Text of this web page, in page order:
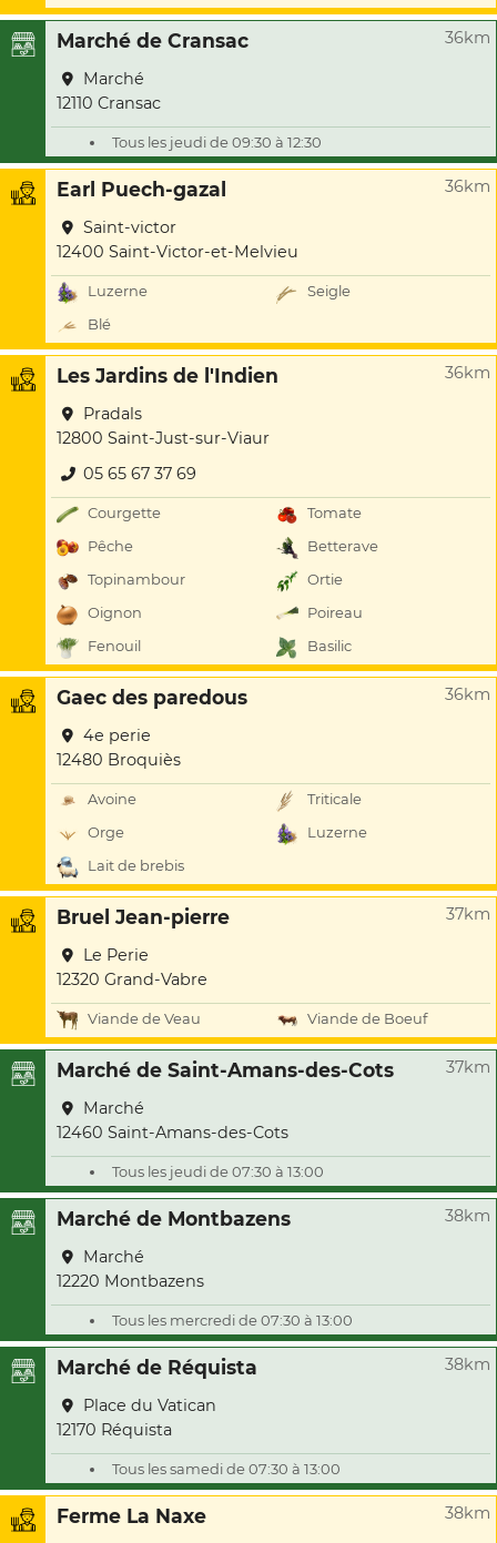
Marché de Cransac 36km
Marché
12110 Cransac
Tous les jeudi de 09:30 à 12:30
Earl Puech-gazal 36km
Saint-victor
12400 Saint-Victor-et-Melvieu
Luzerne
Seigle
Blé
Les Jardins de l'Indien 36km
Pradals
12800 Saint-Just-sur-Viaur
05 65 67 37 69
Courgette
Tomate
Pêche
Betterave
Topinambour
Ortie
Oignon
Poireau
Fenouil
Basilic
Gaec des paredous 36km
4e perie
12480 Broquiès
Avoine
Triticale
Orge
Luzerne
Lait de brebis
Bruel Jean-pierre 37km
Le Perie
12320 Grand-Vabre
Viande de Veau Viande de Boeuf
Marché de Saint-Amans-des-Cots 37km
Marché
12460 Saint-Amans-des-Cots
Tous les jeudi de 07:30 à 13:00
Marché de Montbazens 38km
Marché
12220 Montbazens
Tous les mercredi de 07:30 à 13:00
Marché de Réquista 38km
Place du Vatican
12170 Réquista
Tous les samedi de 07:30 à 13:00
Ferme La Naxe 38km